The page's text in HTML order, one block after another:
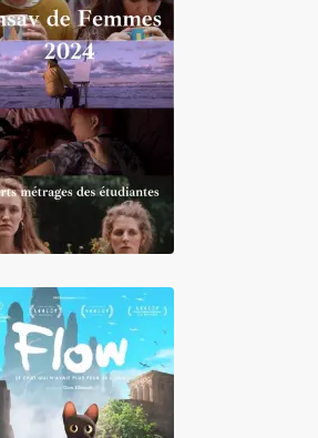
Ensav de Femmes
2024 : Courts
métrages des
étudiantes
Flow, le chat qui
n'avait plus peur